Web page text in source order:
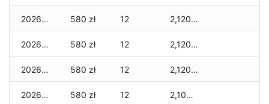
2026-05-06 580 zł 12 2,120 zł
2026-05-05 580 zł 12 2,120 zł
2026-05-04 580 zł 12 2,120 zł
2026-05-03 580 zł 12 2,100 zł